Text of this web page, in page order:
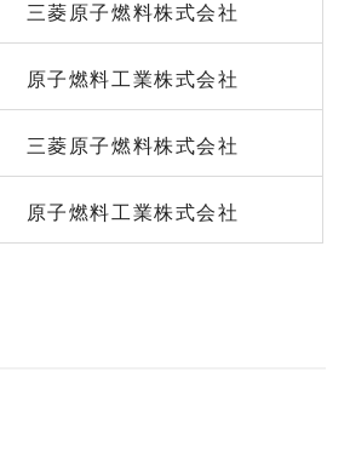
三菱原子燃料株式会社
原子燃料工業株式会社
三菱原子燃料株式会社
原子燃料工業株式会社